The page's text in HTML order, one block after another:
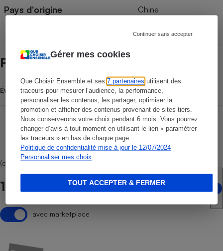
Gérer mes cookies
Que Choisir Ensemble et ses7 partenaires utilisent des
traceurs pour mesurer l’audience, la performance,
personnaliser les contenus, les partager, optimiser la
promotion et afficher des contenus provenant de sites tiers.
Nous conserverons votre choix pendant 6 mois. Vous pourrez
changer d’avis à tout moment en utilisant le lien « paramétrer
les traceurs » en bas de chaque page.
Politique de confidentialité mise à jour le 12/07/2024
Personnaliser mes choix
Continuer sans accepter
TOUT ACCEPTER & FERMER
Pays d'origine Chine
Prix et magasins
Évolution du prix moyen
(dont 1 marketplace)
1 point de vente en ligne
avec marketplace